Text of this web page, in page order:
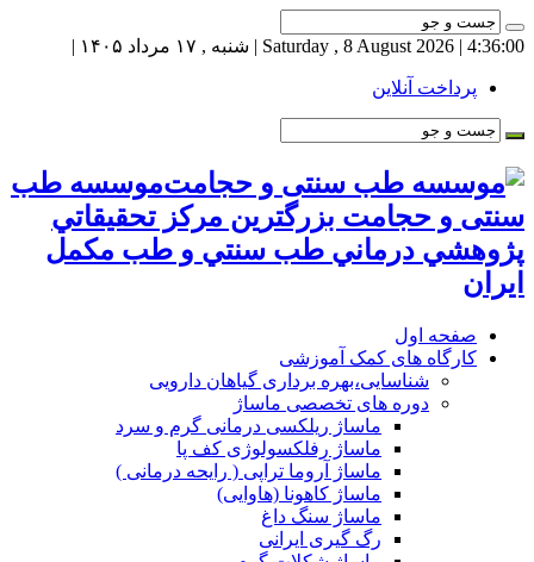
4:36:01 | Saturday , 8 August 2026 | شنبه , ۱۷ مرداد ۱۴۰۵ |
پرداخت آنلاین
موسسه طب
سنتی و حجامت بزرگترين مركز تحقيقاتي
پژوهشي درماني طب سنتي و طب مكمل
ايران
صفحه اول
کارگاه های کمک آموزشی
شناسایی،بهره برداری گیاهان دارویی
دوره های تخصصی ماساژ
ماساژ ریلکسی درمانی گرم و سرد
ماساژ رفلکسولوژی کف پا
ماساژ آروما تراپی ( رایحه درمانی )
ماساژ کاهونا (هاوایی)
ماساژ سنگ داغ
رگ گیری ایرانی